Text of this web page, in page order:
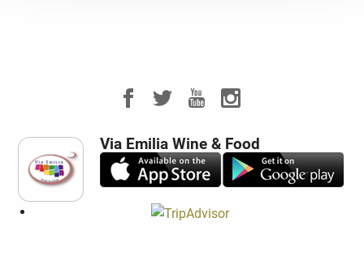
Via Emilia Wine & Food